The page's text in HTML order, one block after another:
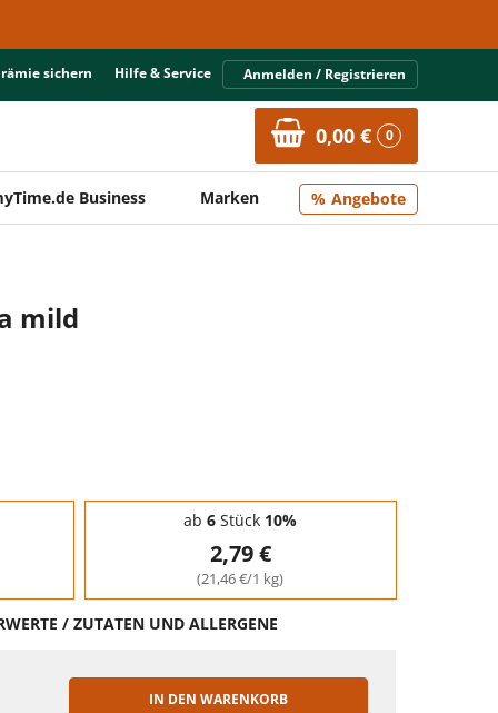
sichern Hilfe & Service Anmelden / Registrieren
0,00 € 0
Business Marken Angebote
mild
ab 6 Stück 10%
2,79 €
(21,46 €/1 kg)
/ ZUTATEN UND ALLERGENE
IN DEN WARENKORB